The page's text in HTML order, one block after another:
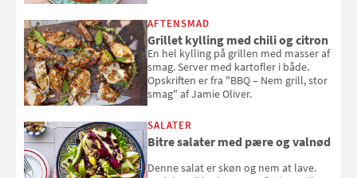
AFTENSMAD
Grillet kylling med chili og citron
En hel kylling på grillen med masser af
smag. Server med kartofler i både.
Opskriften er fra "BBQ – Nem grill, stor
smag" af Jamie Oliver.
SALATER
Bitre salater med pære og valnød
Denne salat er skøn og nem at lave.